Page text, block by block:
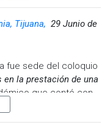
Tijuana, 29 Junio de
fue sede del coloquio
en la prestación de una
que contó con
de Creighton
docentes y